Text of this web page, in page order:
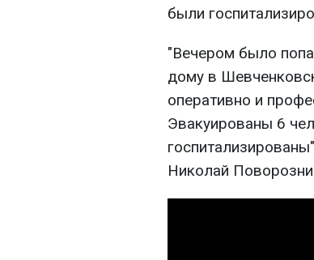
были
"Вечером было
дому в
оперативно и
Эвакуированы 6
Николай